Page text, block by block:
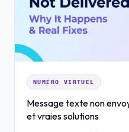
NUMÉRO VIRTUEL
Message texte non
et vraies solutions